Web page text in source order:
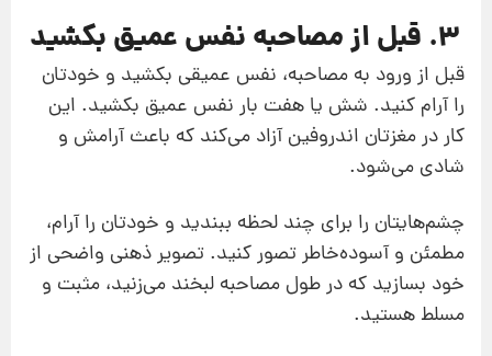
قبل از ورود به مصاحبه، نفس عمیقی بکشید و خودتان
را آرام کنید. شش یا هفت بار نفس عمیق بکشید. این
کار در مغزتان اندروفین آزاد می‌کند که باعث آرامش و
شادی می‌شود.
چشم‌هایتان را برای چند لحظه ببندید و خودتان را آرام،
مطمئن و آسوده‌خاطر تصور کنید. تصویر ذهنی واضحی از
خود بسازید که در طول مصاحبه لبخند می‌زنید، مثبت و
مسلط هستید.